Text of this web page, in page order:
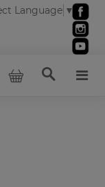
Language ▼